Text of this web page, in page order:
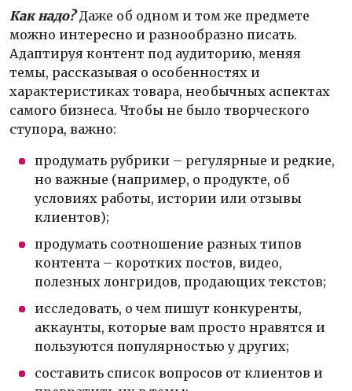
Как надо?Даже об одном и том же предмете
можно интересно и разнообразно писать.
Адаптируя контент под аудиторию, меняя
темы, рассказывая о особенностях и
характеристиках товара, необычных аспектах
самого бизнеса. Чтобы не было творческого
ступора, важно:
продумать рубрики – регулярные и редкие,
но важные (например, о продукте, об
условиях работы, истории или отзывы
клиентов);
продумать соотношение разных типов
контента – коротких постов, видео,
полезных лонгридов, продающих текстов;
исследовать, о чем пишут конкуренты,
аккаунты, которые вам просто нравятся и
пользуются популярностью у других;
составить список вопросов от клиентов и